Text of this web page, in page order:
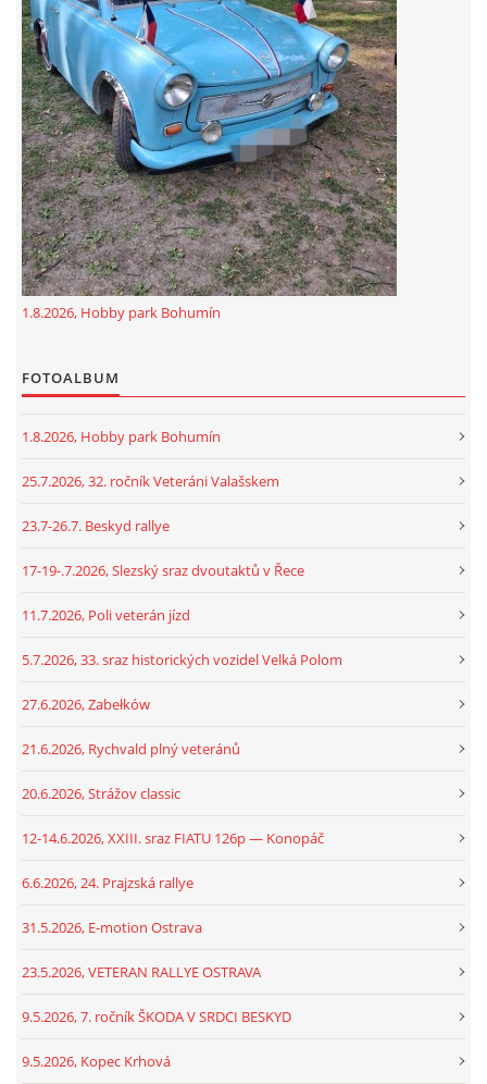
GDPR
oldfiatclub@seznam.cz |RSS
1.8.2026, Hobby park Bohumín
FOTOALBUM
1.8.2026, Hobby park Bohumín
25.7.2026, 32. ročník Veteráni Valašskem
23.7-26.7. Beskyd rallye
17-19-.7.2026, Slezský sraz dvoutaktů v Řece
11.7.2026, Poli veterán jízd
5.7.2026, 33. sraz historických vozidel Velká Polom
27.6.2026, Zabełków
21.6.2026, Rychvald plný veteránů
20.6.2026, Strážov classic
12-14.6.2026, XXIII. sraz FIATU 126p — Konopáč
6.6.2026, 24. Prajzská rallye
31.5.2026, E-motion Ostrava
23.5.2026, VETERAN RALLYE OSTRAVA
9.5.2026, 7. ročník ŠKODA V SRDCI BESKYD
9.5.2026, Kopec Krhová